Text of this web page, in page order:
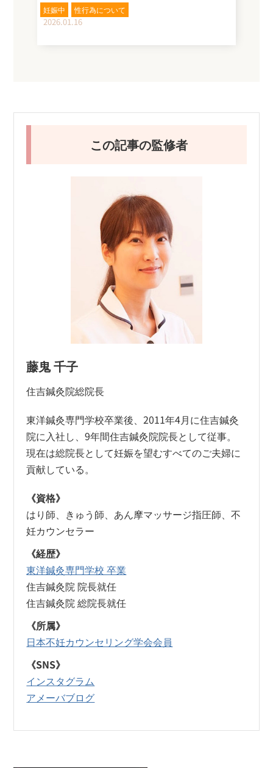
妊娠中 性行為について
2026.01.16
この記事の監修者
藤鬼 千子
住吉鍼灸院総院長
東洋鍼灸専門学校卒業後、2011年4月に住吉鍼灸
院に入社し、9年間住吉鍼灸院院長として従事。
現在は総院長として妊娠を望むすべてのご夫婦に
貢献している。
《資格》
はり師、きゅう師、あん摩マッサージ指圧師、不
妊カウンセラー
《経歴》
東洋鍼灸専門学校 卒業
住吉鍼灸院 院長就任
住吉鍼灸院 総院長就任
《所属》
日本不妊カウンセリング学会会員
《SNS》
インスタグラム
アメーバブログ